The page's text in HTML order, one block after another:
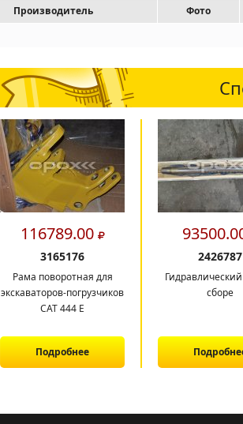
Производитель Фото
116789.00
3165176
Рама поворотная для
экскаваторов-погрузчиков
САТ 444 E
Подробнее
2426787
сборе